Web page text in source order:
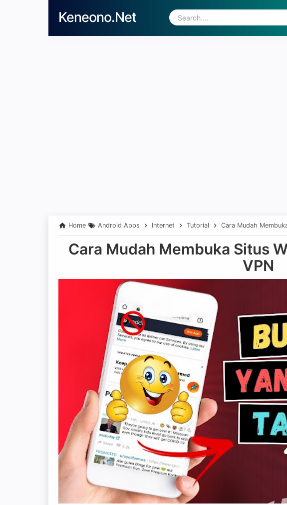
Keneono.Net
Home Android Apps Internet Tutorial Cara Mudah
Cara Mudah Membuka Situs
VPN